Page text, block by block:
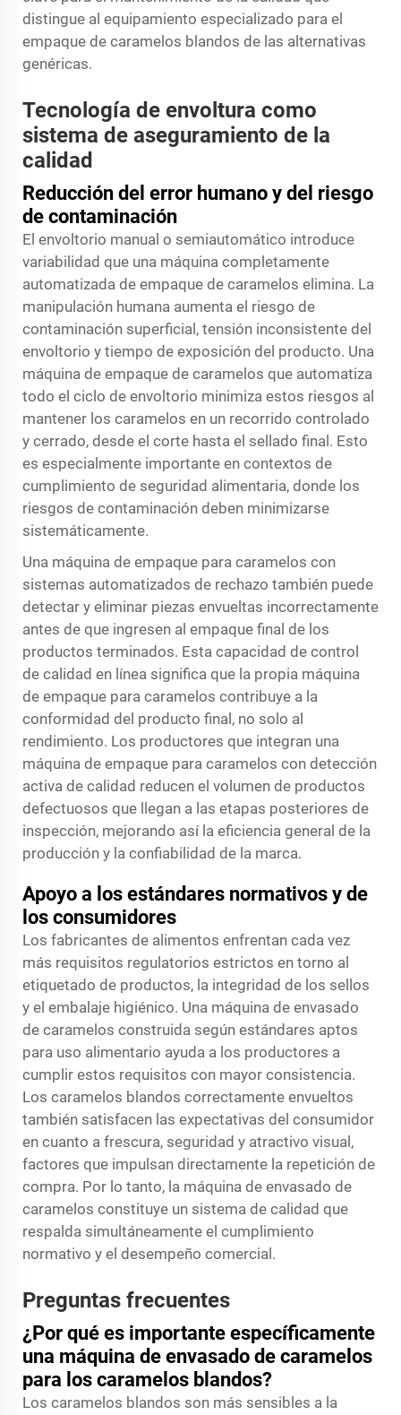
distingue al equipamiento especializado para el
empaque de caramelos blandos de las alternativas
genéricas.
Tecnología de envoltura como
sistema de aseguramiento de la
calidad
Reducción del error humano y del riesgo
de contaminación
El envoltorio manual o semiautomático introduce
variabilidad que una máquina completamente
automatizada de empaque de caramelos elimina. La
manipulación humana aumenta el riesgo de
contaminación superficial, tensión inconsistente del
envoltorio y tiempo de exposición del producto. Una
máquina de empaque de caramelos que automatiza
todo el ciclo de envoltorio minimiza estos riesgos al
mantener los caramelos en un recorrido controlado
y cerrado, desde el corte hasta el sellado final. Esto
es especialmente importante en contextos de
cumplimiento de seguridad alimentaria, donde los
riesgos de contaminación deben minimizarse
sistemáticamente.
Una máquina de empaque para caramelos con
sistemas automatizados de rechazo también puede
detectar y eliminar piezas envueltas incorrectamente
antes de que ingresen al empaque final de los
productos terminados. Esta capacidad de control
de calidad en línea significa que la propia máquina
de empaque para caramelos contribuye a la
conformidad del producto final, no solo al
rendimiento. Los productores que integran una
máquina de empaque para caramelos con detección
activa de calidad reducen el volumen de productos
defectuosos que llegan a las etapas posteriores de
inspección, mejorando así la eficiencia general de la
producción y la confiabilidad de la marca.
Apoyo a los estándares normativos y de
los consumidores
Los fabricantes de alimentos enfrentan cada vez
más requisitos regulatorios estrictos en torno al
etiquetado de productos, la integridad de los sellos
y el embalaje higiénico. Una máquina de envasado
de caramelos construida según estándares aptos
para uso alimentario ayuda a los productores a
cumplir estos requisitos con mayor consistencia.
Los caramelos blandos correctamente envueltos
también satisfacen las expectativas del consumidor
en cuanto a frescura, seguridad y atractivo visual,
factores que impulsan directamente la repetición de
compra. Por lo tanto, la máquina de envasado de
caramelos constituye un sistema de calidad que
respalda simultáneamente el cumplimiento
normativo y el desempeño comercial.
Preguntas frecuentes
¿Por qué es importante específicamente
una máquina de envasado de caramelos
para los caramelos blandos?
Los caramelos blandos son más sensibles a la